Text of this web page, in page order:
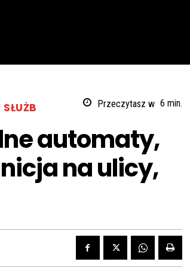
Przeczytasz w 6 min.
automaty,
na ulicy,